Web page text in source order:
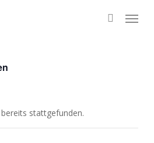
search
Menu
stattgefunden.